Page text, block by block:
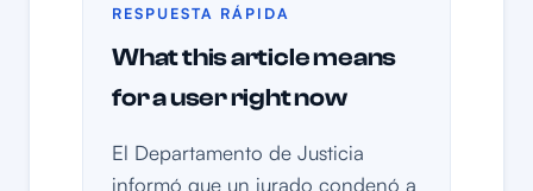
RESPUESTA RÁPIDA
What this article means
for a user right now
El Departamento de Justicia
informó que un jurado condenó a